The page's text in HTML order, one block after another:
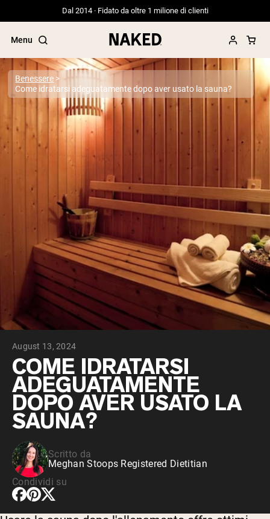
Dal 2014 · Fidato da oltre 1 milione di clienti
Menu
Termini di ricerca popolari
”Protein Powder“
”Overnight Oats“
”Vegan protein“
”Micellar Casein“
PROTEIN POWDERS Best Seller
Proteina di piselli
Proteine del Siero di Latte da
Allevamento al Pascolo
Peptidi di collagene
Whey al cioccolato da latte di mucche
alimentate a erba
Whey di erba alimentata alla vaniglia
Siero di latte da bovini alimentati a erba
Shop All Protein Powders
VEGAN PROTEINBest Seller
Proteina di piselli
Shop All Vegan Protein
Benessere
Come idratarsi adeguatamente dopo aver usato la sauna?
August 13, 2024
COME IDRATARSI
ADEGUATAMENTE
DOPO AVER USATO LA
SAUNA?
Scritto da
Meghan Stoops Registered Dietitian
Condividi su